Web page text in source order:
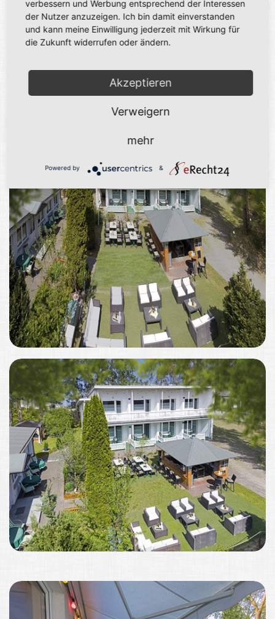
verbessern und Werbung entsprechend der Interessen
der Nutzer anzuzeigen. Ich bin damit einverstanden
und kann meine Einwilligung jederzeit mit Wirkung für
die Zukunft widerrufen oder ändern.
Akzeptieren
Verweigern
mehr
Powered by &